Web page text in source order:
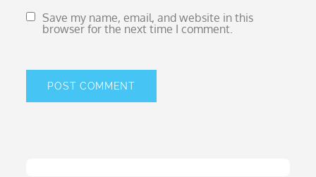
Save my name, email, and website in this
browser for the next time I comment.